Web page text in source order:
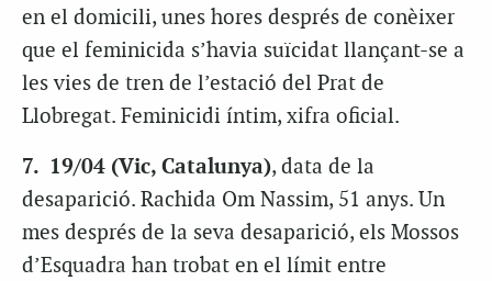
en el domicili, unes hores després de conèixer
que el feminicida s’havia suïcidat llançant-se a
les vies de tren de l’estació del Prat de
Llobregat. Feminicidi íntim, xifra oficial.
7. 19/04 (Vic, Catalunya), data de la
desaparició. Rachida Om Nassim, 51 anys. Un
mes després de la seva desaparició, els Mossos
d’Esquadra han trobat en el límit entre